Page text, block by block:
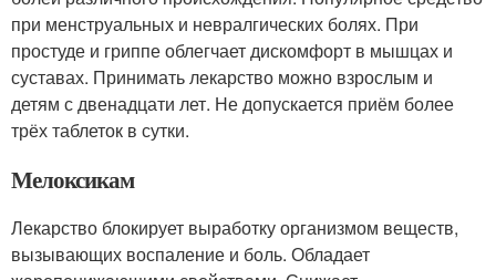
при менструальных и невралгических болях. При
простуде и гриппе облегчает дискомфорт в мышцах и
суставах. Принимать лекарство можно взрослым и
детям с двенадцати лет. Не допускается приём более
трёх таблеток в сутки.
Мелоксикам
Лекарство блокирует выработку организмом веществ,
вызывающих воспаление и боль. Обладает